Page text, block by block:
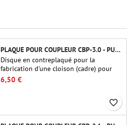
PLAQUE POUR COUPLEUR CBP-3.0 - PUBLIC MISSILES LTD.
Disque en contreplaqué pour la
fabrication d'une cloison (cadre) pour
raccords tubulaires de 75 mm de Public
Missiles Ltd. (PT-3.0/QT-3.0)
6,50 €
favorite_border